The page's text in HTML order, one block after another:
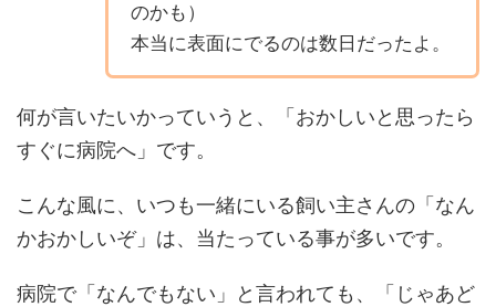
のかも）
本当に表面にでるのは数日だったよ。
何が言いたいかっていうと、「おかしいと思ったら
すぐに病院へ」です。
こんな風に、いつも一緒にいる飼い主さんの「なん
かおかしいぞ」は、当たっている事が多いです。
病院で「なんでもない」と言われても、「じゃあど